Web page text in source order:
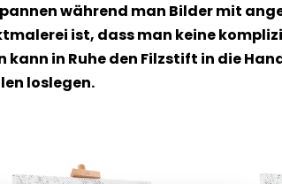
während man Bilder mit
ist, dass man keine
in Ruhe den Filzstift in die
loslegen.